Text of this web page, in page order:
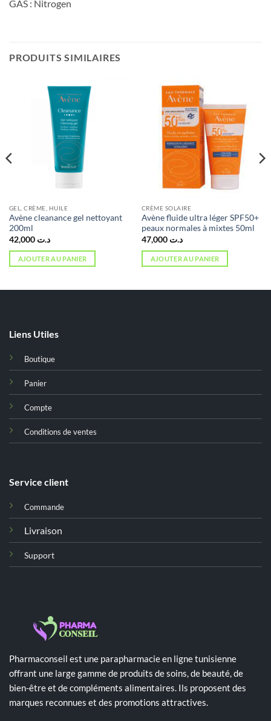
GAS : Nitrogen
PRODUITS SIMILAIRES
GEL, CRÈME, HUILE
Avène cleanance gel nettoyant
200ml
د.ت 42,000
AJOUTER AU PANIER
CRÈME SOLAIRE
Avène fluide ultra léger SPF50+
peaux normales à mixtes 50ml
د.ت 47,000
AJOUTER AU PANIER
Liens Utiles
Boutique
Panier
Compte
Conditions de ventes
Service client
Commande
Livraison
Support
Pharmaconseil est une parapharmacie en ligne tunisienne
offrant une large gamme de produits de soins, de beauté, de
bien-être et de compléments alimentaires. Ils proposent des
marques reconnues et des promotions attractives.